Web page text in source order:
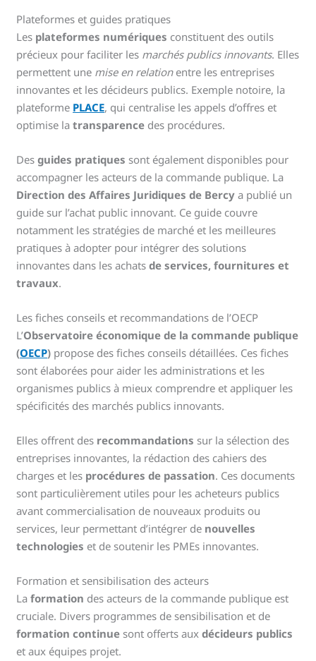
Plateformes et guides pratiques
Les plateformes numériques constituent des outils
précieux pour faciliter les marchés publics innovants. Elles
permettent une mise en relationentre les entreprises
innovantes et les décideurs publics. Exemple notoire, la
plateforme PLACE, qui centralise les appels d’offres et
optimise latransparence des procédures.
Desguides pratiques sont également disponibles pour
accompagner les acteurs de la commande publique. La
Direction des Affaires Juridiques de Bercy a publié un
guide sur l’achat public innovant. Ce guide couvre
notamment les stratégies de marché et les meilleures
pratiques à adopter pour intégrer des solutions
innovantes dans les achatsde services, fournitures et
travaux.
Les fiches conseils et recommandations de l’OECP
L’Observatoire économique de la commande publique
(OECP) propose des fiches conseils détaillées. Ces fiches
sont élaborées pour aider les administrations et les
organismes publics à mieux comprendre et appliquer les
spécificités des marchés publics innovants.
Elles offrent des recommandations sur la sélection des
entreprises innovantes, la rédaction des cahiers des
charges et les procédures de passation. Ces documents
sont particulièrement utiles pour les acheteurs publics
avant commercialisation de nouveaux produits ou
services, leur permettant d’intégrer de nouvelles
technologies et de soutenir les PMEs innovantes.
Formation et sensibilisation des acteurs
Laformation des acteurs de la commande publique est
cruciale. Divers programmes de sensibilisation et de
formation continue sont offerts auxdécideurs publics
et aux équipes projet.